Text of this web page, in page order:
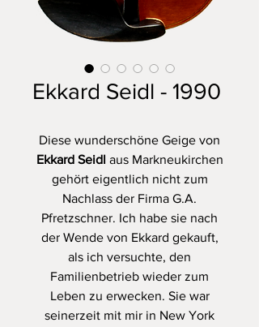
Ekkard Seidl - 1990
Diese wunderschöne Geige von
Ekkard Seidl aus Markneukirchen
gehört eigentlich nicht zum
Nachlass der Firma G.A.
Pfretzschner. Ich habe sie nach
der Wende von Ekkard gekauft,
als ich versuchte, den
Familienbetrieb wieder zum
Leben zu erwecken. Sie war
seinerzeit mit mir in New York